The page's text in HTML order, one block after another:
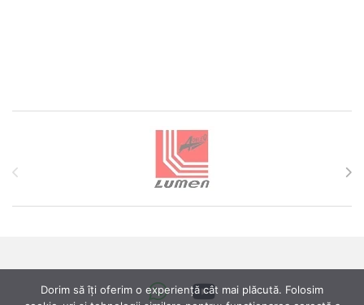
Dorim să îți oferim o experiență cât mai plăcută. Folosim